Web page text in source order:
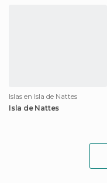
Islas en Isla de Nattes
Isla de Nattes